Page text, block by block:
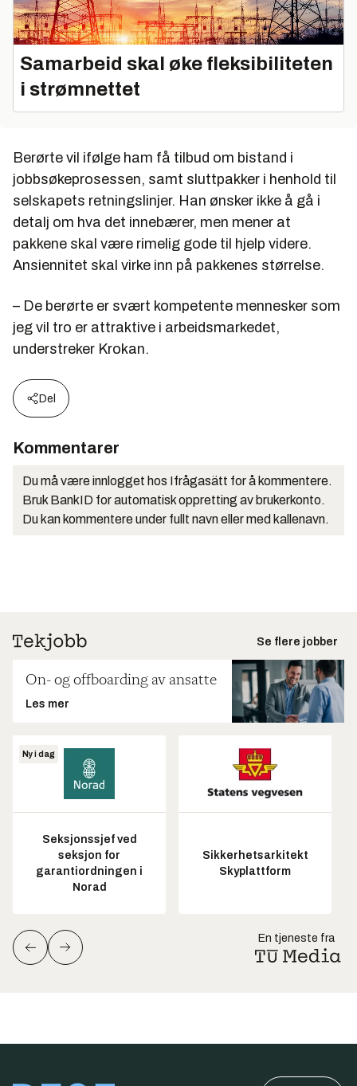
Samarbeid skal øke fleksibiliteten
i strømnettet
Berørte vil ifølge ham få tilbud om bistand i
jobbsøkeprosessen, samt sluttpakker i henhold til
selskapets retningslinjer. Han ønsker ikke å gå i
detalj om hva det innebærer, men mener at
pakkene skal være rimelig gode til hjelp videre.
Ansiennitet skal virke inn på pakkenes størrelse.
– De berørte er svært kompetente mennesker som
jeg vil tro er attraktive i arbeidsmarkedet,
understreker Krokan.
Del
Kommentarer
Du må være innlogget hos Ifrågasätt for å kommentere.
Bruk BankID for automatisk oppretting av brukerkonto.
Du kan kommentere under fullt navn eller med kallenavn.
Se flere jobber
On- og offboarding av ansatte
Les mer
Ny i dag
Seksjonssjef ved
seksjon for
garantiordningen i
Norad
Sikkerhetsarkitekt
Skyplattform
En tjeneste fra